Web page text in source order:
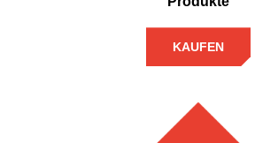
KAUFEN